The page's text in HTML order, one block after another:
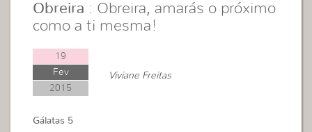
Obreira : Obreira, amarás o próximo
como a ti mesma!
19
Fev
2015
Viviane Freitas
Gálatas 5